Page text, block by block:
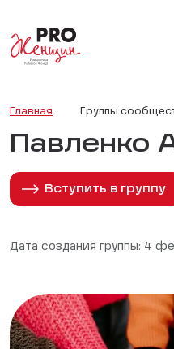
Главная Группы
Павленко
Вступить в группу
Дата создания группы: 4